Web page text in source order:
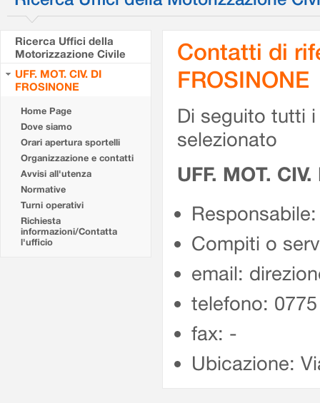
Ricerca Uffici della
Motorizzazione Civile
UFF. MOT. CIV. DI
FROSINONE
Home Page
Dove siamo
Orari apertura sportelli
Organizzazione e contatti
Avvisi all'utenza
Normative
Turni operativi
Richiesta
informazioni/Contatta
l'ufficio
Contatti di
FROSINONE
Di seguito tutti
selezionato
UFF. MOT.
Compiti o
email:
telefono:
fax: -
Ubicazione: